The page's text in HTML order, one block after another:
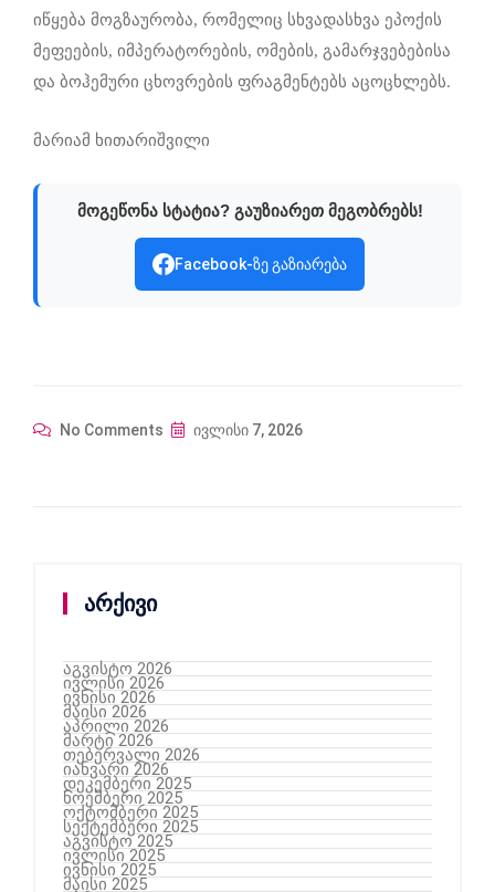
იწყება მოგზაურობა, რომელიც სხვადასხვა ეპოქის
მეფეების, იმპერატორების, ომების, გამარჯვებებისა
და ბოჰემური ცხოვრების ფრაგმენტებს აცოცხლებს.
მარიამ ხითარიშვილი
მოგეწონა სტატია? გაუზიარეთ მეგობრებს!
Facebook-ზე გაზიარება
No Comments ივლისი 7, 2026
არქივი
აგვისტო 2026
ივლისი 2026
ივნისი 2026
მაისი 2026
აპრილი 2026
მარტი 2026
თებერვალი 2026
იანვარი 2026
დეკემბერი 2025
ნოემბერი 2025
ოქტომბერი 2025
სექტემბერი 2025
აგვისტო 2025
ივლისი 2025
ივნისი 2025
მაისი 2025